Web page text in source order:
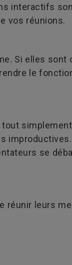
interactifs
vos réunions.
Si elles sont
le
improductives.
se
réunir leurs